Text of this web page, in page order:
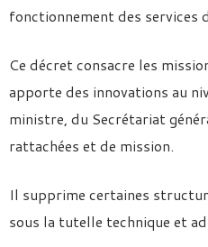
fonctionnement des services
Ce décret consacre les
apporte des innovations au
ministre, du Secrétariat
rattachées et de mission.
Il supprime certaines
sous la tutelle technique et